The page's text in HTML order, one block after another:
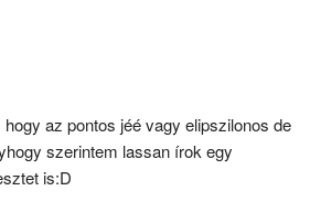
az pontos jéé vagy elipszilonos de
szerintem lassan írok egy
is:D